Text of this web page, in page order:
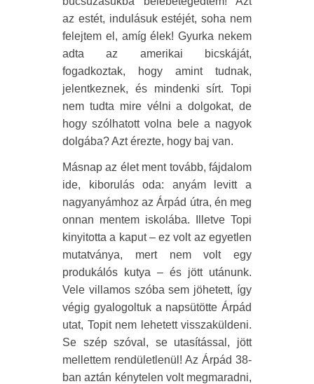
az estét, indulásuk estéjét, soha nem
felejtem el, amíg élek! Gyurka nekem
adta az amerikai bicskáját,
fogadkoztak, hogy amint tudnak,
jelentkeznek, és mindenki sírt. Topi
nem tudta mire vélni a dolgokat, de
hogy szólhatott volna bele a nagyok
dolgába? Azt érezte, hogy baj van.
Másnap az élet ment tovább, fájdalom
ide, kiborulás oda: anyám levitt a
nagyanyámhoz az Árpád útra, én meg
onnan mentem iskolába. Illetve Topi
kinyitotta a kaput – ez volt az egyetlen
mutatványa, mert nem volt egy
produkálós kutya – és jött utánunk.
Vele villamos szóba sem jöhetett, így
végig gyalogoltuk a napsütötte Árpád
utat, Topit nem lehetett visszaküldeni.
Se szép szóval, se utasítással, jött
mellettem rendületlenül! Az Árpád 38-
ban aztán kénytelen volt megmaradni,